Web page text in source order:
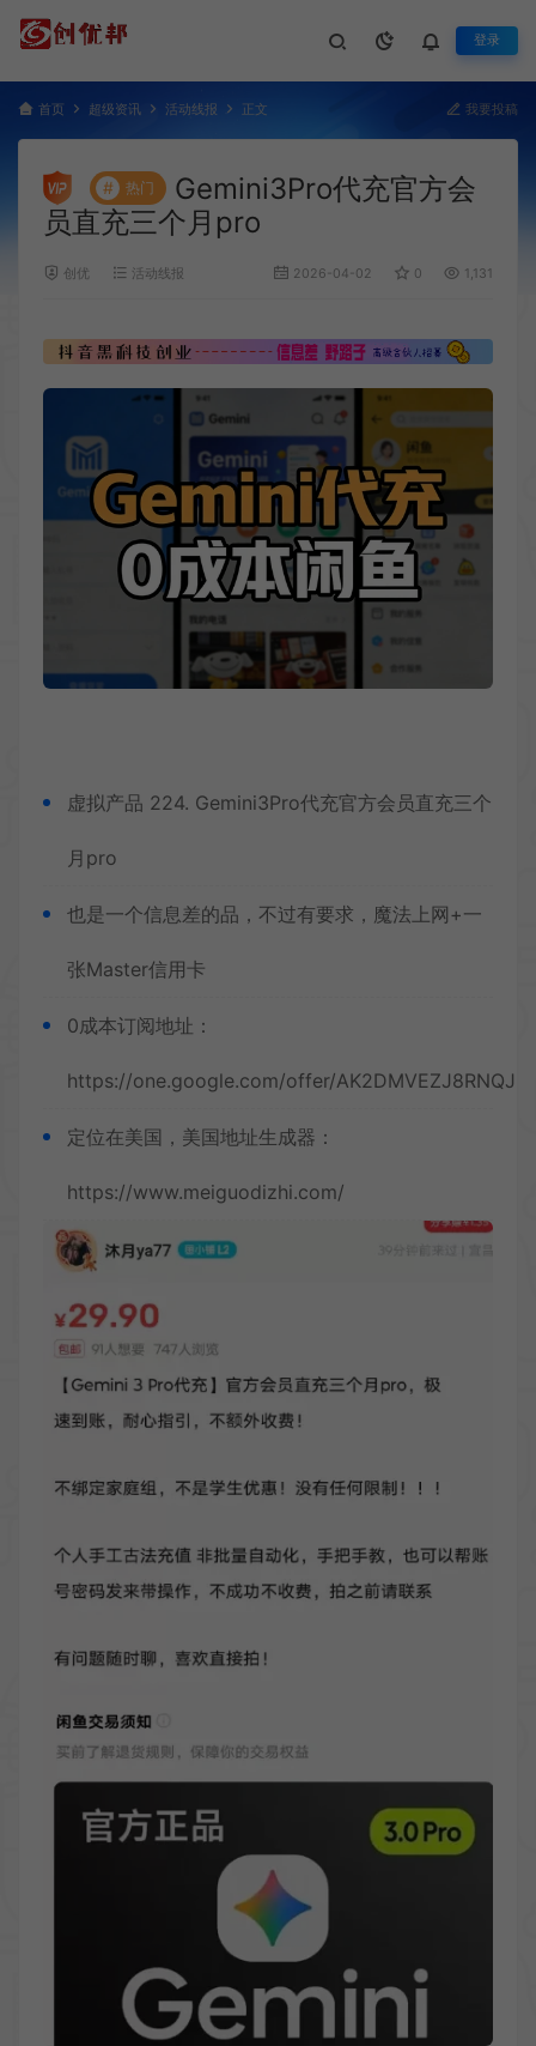
登录
首页 超级资讯 活动线报 正文 我要投稿
# 热门
Gemini3Pro代充官方会
员直充三个月pro
创优 活动线报 2026-04-02 0 1,131
虚拟产品 224. Gemini3Pro代充官方会员直充三个
月pro
也是一个信息差的品，不过有要求，魔法上网+一
张Master信用卡
0成本订阅地址：
https://one.google.com/offer/
定位在美国，美国地址生成器：
https://www.meiguodizhi.com/